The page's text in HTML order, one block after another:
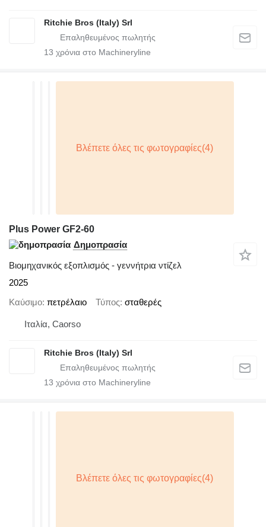
Ritchie Bros (Italy) Srl
13 χρόνια στο Machineryline
Plus Power GF2-60
Δημοπρασία
Βιομηχανικός εξοπλισμός - γεννήτρια ντίζελ
2025
Καύσιμο πετρέλαιο Τύπος σταθερές
Ιταλία, Caorso
Ritchie Bros (Italy) Srl
13 χρόνια στο Machineryline